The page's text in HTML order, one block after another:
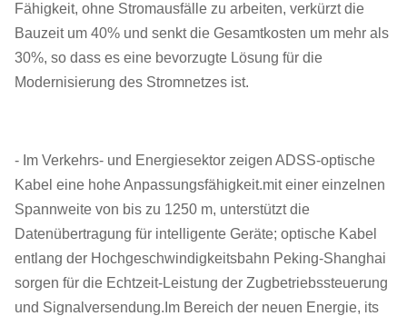
Fähigkeit, ohne Stromausfälle zu arbeiten, verkürzt die
Bauzeit um 40% und senkt die Gesamtkosten um mehr als
30%, so dass es eine bevorzugte Lösung für die
Modernisierung des Stromnetzes ist.
- Im Verkehrs- und Energiesektor zeigen ADSS-optische
Kabel eine hohe Anpassungsfähigkeit.mit einer einzelnen
Spannweite von bis zu 1250 m, unterstützt die
Datenübertragung für intelligente Geräte; optische Kabel
entlang der Hochgeschwindigkeitsbahn Peking-Shanghai
sorgen für die Echtzeit-Leistung der Zugbetriebssteuerung
und Signalversendung.Im Bereich der neuen Energie, its